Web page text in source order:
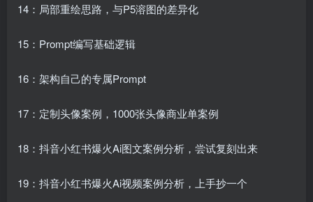
14：局部重绘思路，与P5溶图的差异化
15：Prompt编写基础逻辑
16：架构自己的专属Prompt
17：定制头像案例，1000张头像商业单案例
18：抖音小红书爆火Ai图文案例分析，尝试复刻出来
19：抖音小红书爆火Ai视频案例分析，上手抄一个